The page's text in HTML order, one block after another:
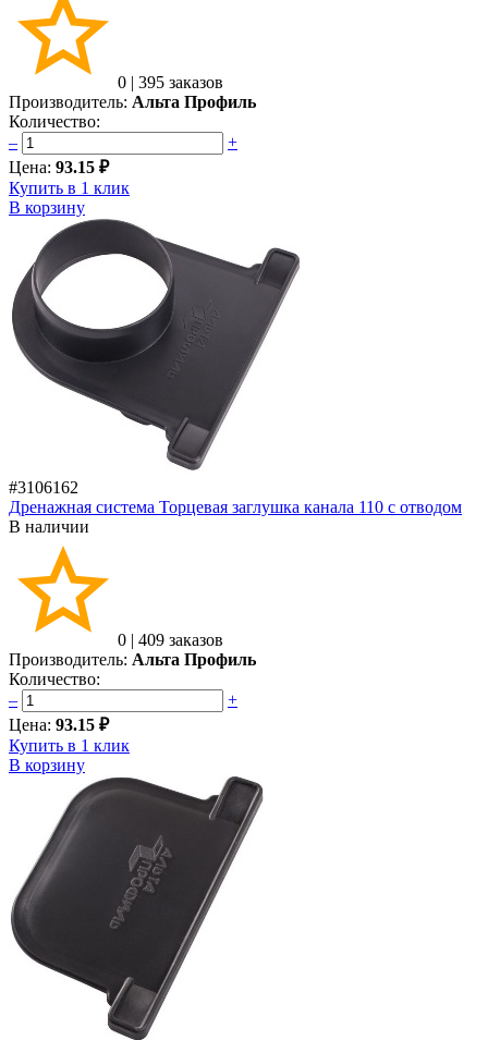
0 | 395 заказов
Производитель: Альта Профиль
Количество:
–
+
Цена: 93.15 ₽
Купить в 1 клик
В корзину
#3106162
Дренажная система Торцевая заглушка канала 110 с отводом
В наличии
0 | 409 заказов
Производитель: Альта Профиль
Количество:
–
+
Цена: 93.15 ₽
Купить в 1 клик
В корзину